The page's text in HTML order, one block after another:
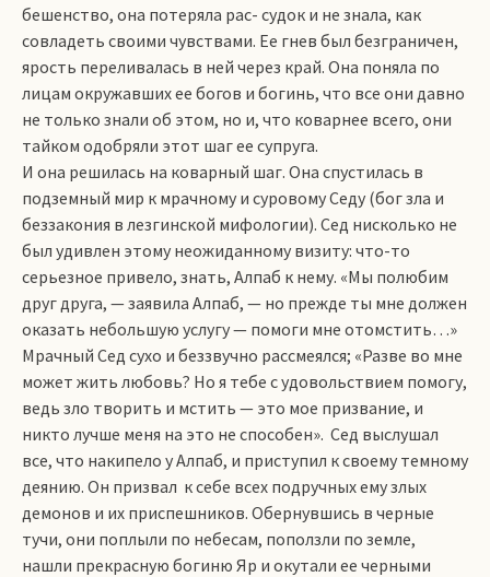
бешенство, она потеряла рас­- судок и не знала, как
совладеть своими чувствами. Ее гнев был безграничен,
ярость переливалась в ней через край. Она поняла по
лицам окружавших ее богов и богинь, что все они давно
не только знали об этом, но и, что коварнее всего, они
тайком одобряли этот шаг ее супруга.
И она решилась на коварный шаг. Она спустилась в
подземный мир к мрачному и суровому Седу (бог зла и
беззакония в лезгинской мифологии). Сед нисколько не
был удивлен этому неожиданному визиту: что-то
серьезное привело, знать, Алпаб к нему. «Мы полюбим
друг друга, — заявила Алпаб, — но прежде ты мне должен
оказать небольшую услугу — помоги мне отомстить…»
Мрачный Сед сухо и беззвучно рассмеялся; «Разве во мне
может жить любовь? Но я тебе с удовольствием помогу,
ведь зло творить и мстить — это мое призвание, и
никто лучше меня на это не способен». Сед выслушал
все, что накипело у Алпаб, и приступил к своему темному
деянию. Он призвал к себе всех подручных ему злых
демонов и их приспешников. Обернувшись в черные
тучи, они поплыли по небесам, поползли по земле,
нашли прекрасную богиню Яр и окутали ее черными